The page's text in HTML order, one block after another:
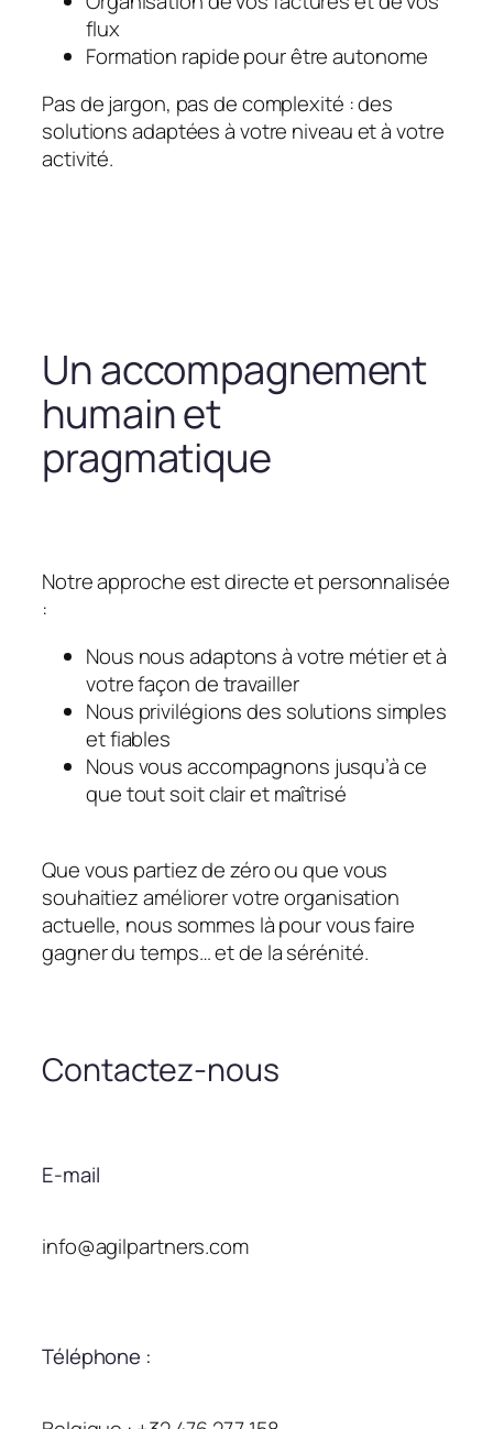
flux
Formation rapide pour être autonome
Pas de jargon, pas de complexité : des
solutions adaptées à votre niveau et à votre
activité.
Un accompagnement
humain et
pragmatique
Notre approche est directe et personnalisée
:
Nous nous adaptons à votre métier et à
votre façon de travailler
Nous privilégions des solutions simples
et fiables
Nous vous accompagnons jusqu’à ce
que tout soit clair et maîtrisé
Que vous partiez de zéro ou que vous
souhaitiez améliorer votre organisation
actuelle, nous sommes là pour vous faire
gagner du temps… et de la sérénité.
Contactez-nous
E-mail
info@agilpartners.com
Téléphone :